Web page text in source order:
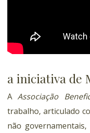
a iniciativa de
AAssociação
trabalho, articulado
não